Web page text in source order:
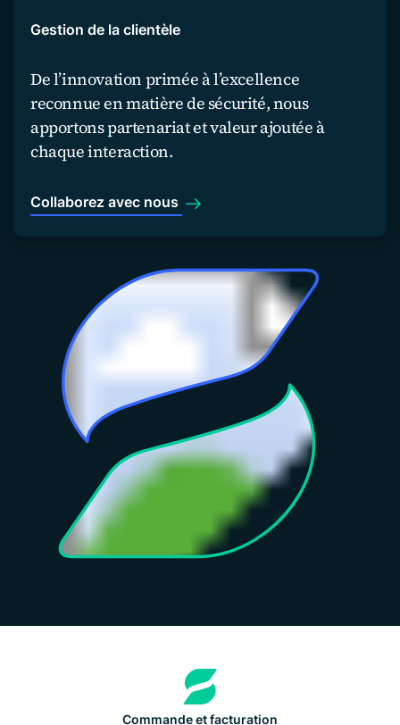
Gestion de la clientèle
De l’innovation primée à l’excellence
reconnue en matière de sécurité, nous
apportons partenariat et valeur ajoutée à
chaque interaction.
Collaborez avec nous
Commande et facturation